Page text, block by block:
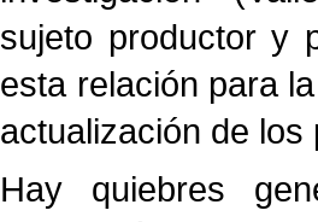
sujeto productor y
esta relación para
actualización de
Hay quiebres